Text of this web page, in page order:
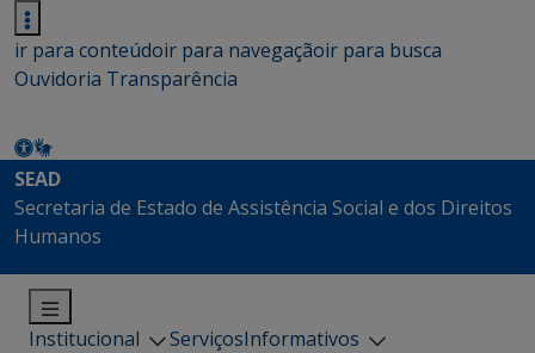
ir para conteúdoir para navegaçãoir para busca
Ouvidoria Transparência
SEAD
Secretaria de Estado de Assistência Social e dos Direitos
Humanos
Institucional ServiçosInformativos